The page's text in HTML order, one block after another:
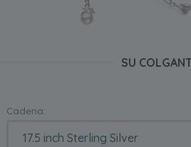
SU
Cadena: